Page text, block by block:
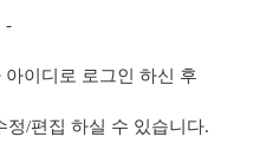
-
이디로 로그인 하신 후
정/편집 하실 수 있습니다.